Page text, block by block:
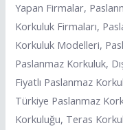
Yapan Firmalar,
Korkuluk Firmaları,
Korkuluk Modelleri,
Paslanmaz Korkuluk,
Fiyatlı Paslanmaz
Türkiye Paslanmaz
Korkuluğu, Teras